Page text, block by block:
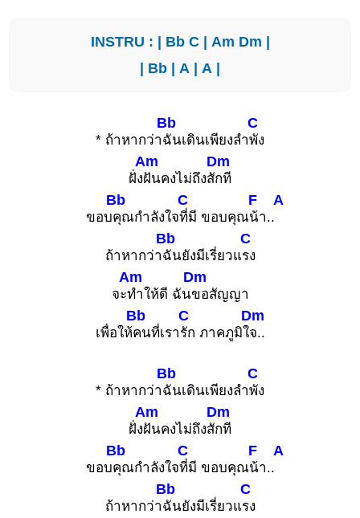
INSTRU : | Bb C| Am Dm |
| Bb | A | A |
* ถ้าหากว่า
Bb
ฉันเดินเพียงลำ
C
พัง
ฝั่ง
Am
ฝันคงไม่ถึงสั
Dm
กที
ขอบ
Bb
คุณกำลังใจ
C
ที่มี ขอบคุณ
F
น้า..
A
ถ้าหากว่า
Bb
ฉันยังมีเรี่ยวแ
C
รง
จะ
Am
ทำให้ดี ฉัน
Dm
ขอสัญญา
เพื่อให้
Bb
คนที่เรา
C
รัก ภาคภูมิใ
Dm
จ..
* ถ้าหากว่า
Bb
ฉันเดินเพียงลำ
C
พัง
ฝั่ง
Am
ฝันคงไม่ถึงสั
Dm
กที
ขอบ
Bb
คุณกำลังใจ
C
ที่มี ขอบคุณ
F
น้า..
A
ถ้าหากว่า
Bb
ฉันยังมีเรี่ยวแ
C
รง